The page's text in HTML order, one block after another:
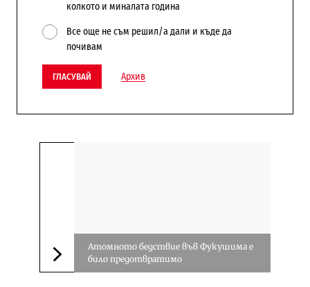
колкото и миналата година
Все още не съм решил/а дали и къде да
почивам
ГЛАСУВАЙ Архив
Следваща новина
Атомното бедствие във Фукушима е
било предотвратимо